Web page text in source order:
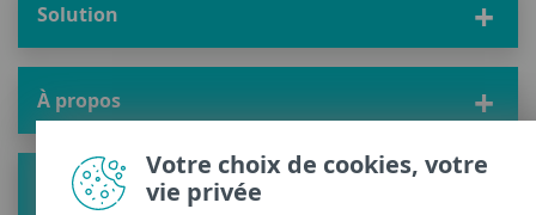
Solution
À propos
Plus de conseils
Votre choix de cookies, votre
vie privée